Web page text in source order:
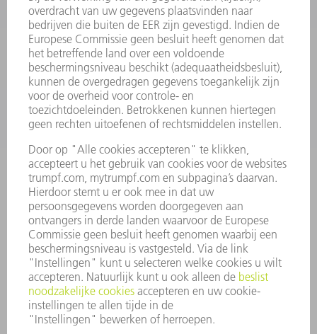
SMART FACTORY
SOFTWARE
SERVICES
TOEPASSINGEN
SECTOREN
ONDERNEMING
CARRIÈRE
VACATURES
BEDRIJFSPROFIEL
JAARVERSLAG
BEDRIJFSPRINCIPES
COMPLIANCE
KLOKKENLUIDERSYSTEEM
BEVEILIGING
PERSBERICHTEN
TIJDSCHRIFTEN
DUURZAAMHEID
MILIEU EN KLIMAAT
SAMENLEVING EN ONDERNEMING
BEDRIJFSVOERING